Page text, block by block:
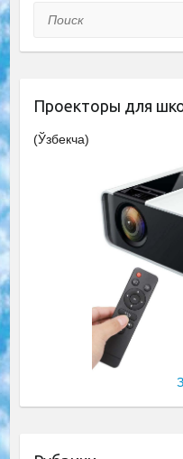
Поиск
Проекторы для
(Ўзбекча)